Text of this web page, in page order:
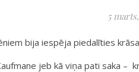
5
bija iespēja piedalīties
jeb kā viņa pati saka –